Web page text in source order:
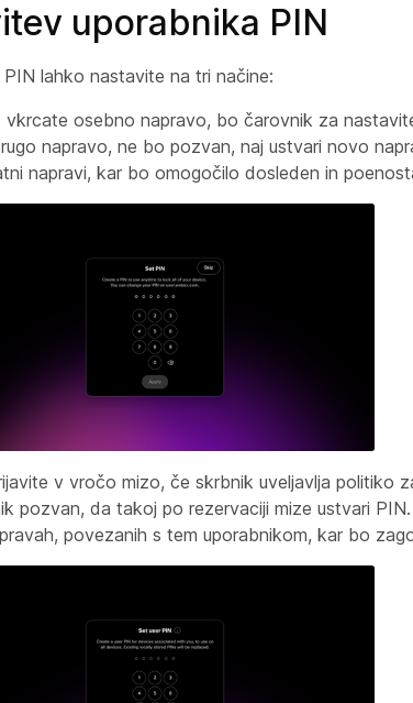
uporabnika PIN
lahko nastavite na tri načine:
vkrcate osebno napravo, bo čarovnik za
napravo, ne bo pozvan, naj ustvari novo
napravi, kar bo omogočilo dosleden in
v vročo mizo, če skrbnik uveljavlja politiko
pozvan, da takoj po rezervaciji mize ustvari
povezanih s tem uporabnikom, kar bo